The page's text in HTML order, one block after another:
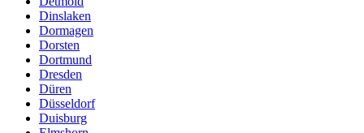
Dinslaken
Dormagen
Dorsten
Dortmund
Dresden
Düren
Düsseldorf
Duisburg